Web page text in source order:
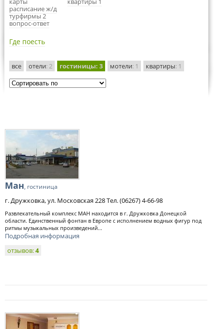
расписание ж/д
турфирмы 2
вопрос-ответ
Где поесть
все отели: 2 гостиницы: 3 мотели: 1 квартиры: 1
Ман, гостиница
г. Дружковка, ул. Московская 228 Тел. (06267) 4-66-98
Развлекательный комплекс МАН находится в г. Дружковка Донецкой
области. Единственный фонтан в Европе с исполнением водных фигур под
ритмы музыкальных произведений...
Подробная информация
отзывов:4